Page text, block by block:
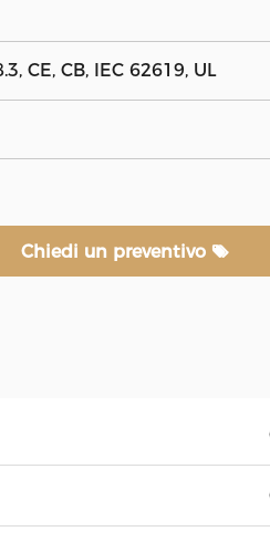
CE, CB, IEC 62619, UL
Chiedi un preventivo